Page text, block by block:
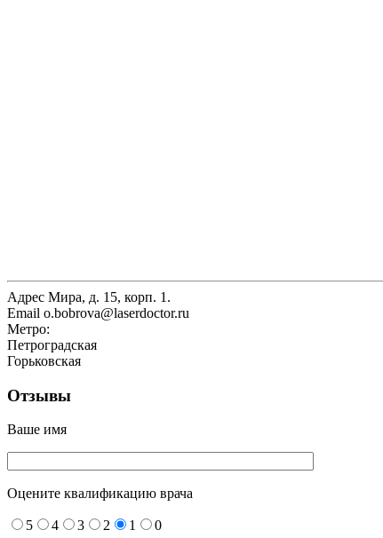
Адрес Мира, д. 15, корп. 1.
Email o.bobrova@laserdoctor.ru
Метро:
Петроградская
Горьковская
Отзывы
Ваше имя
Оцените квалификацию врача
5 4 3 2 1 0